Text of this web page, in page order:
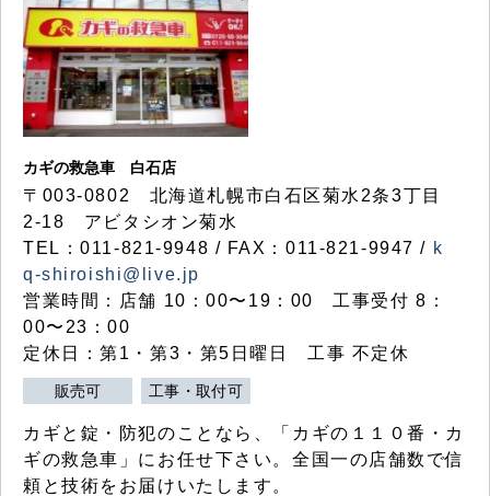
カギの救急車 白石店
〒003-0802 北海道札幌市白石区菊水2条3丁目
2-18 アビタシオン菊水
TEL：011-821-9948 / FAX：011-821-9947 / k
q-shiroishi@live.jp
営業時間：店舗 10：00〜19：00 工事受付 8：
00〜23：00
定休日：第1・第3・第5日曜日 工事 不定休
販売可 工事・取付可
カギと錠・防犯のことなら、「カギの１１０番・カ
ギの救急車」にお任せ下さい。全国一の店舗数で信
頼と技術をお届けいたします。